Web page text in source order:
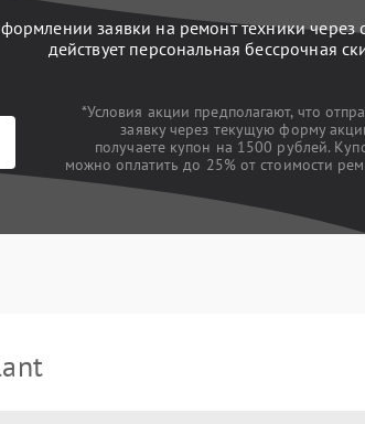
заявки на ремонт техники через
действует персональная бессрочная
*Условия акции предполагают, что
заявку через текущую форму
получаете купон на 1500 рублей.
можно оплатить до 25% от стоимости